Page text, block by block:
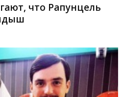
что Рапунцель